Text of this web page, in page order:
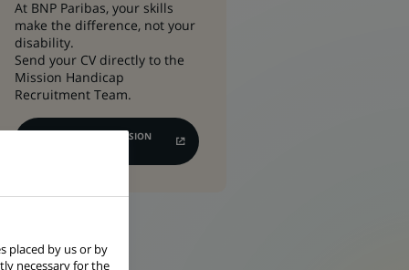
At BNP Paribas, your skills
make the difference, not your
disability.
Send your CV directly to the
Mission Handicap
Recruitment Team.
APPLY TO THE MISSION
placed by us or by
necessary for the